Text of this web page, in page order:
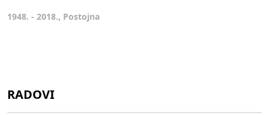
1948. - 2018., Postojna
RADOVI